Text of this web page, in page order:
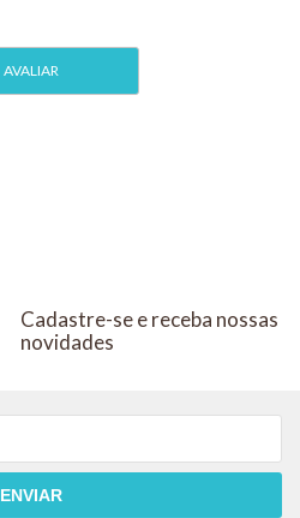
Cadastre-se e receba nossas
novidades
ENVIAR